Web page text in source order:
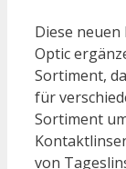
Diese
Optic
Sortiment,
für
Sortiment
von